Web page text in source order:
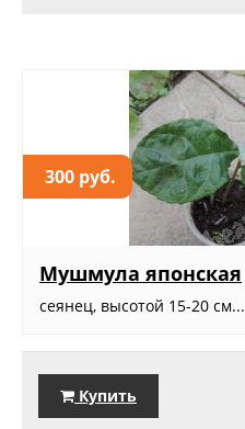
300 руб.
Мушмула японская
сеянец, высотой 15-20 см...
Купить